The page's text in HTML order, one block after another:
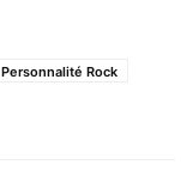
Personnalité Rock